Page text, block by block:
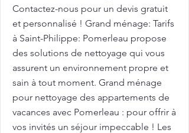
Contactez-nous pour un devis gratuit
et personnalisé ! Grand ménage: Tarifs
à Saint-Philippe: Pomerleau propose
des solutions de nettoyage qui vous
assurent un environnement propre et
sain à tout moment. Grand ménage
pour nettoyage des appartements de
vacances avec Pomerleau : pour offrir à
vos invités un séjour impeccable ! Les